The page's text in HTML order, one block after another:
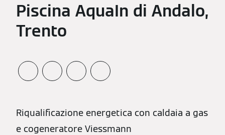
Piscina AquaIn di Andalo,
Trento
Riqualificazione energetica con caldaia a gas
e cogeneratore Viessmann